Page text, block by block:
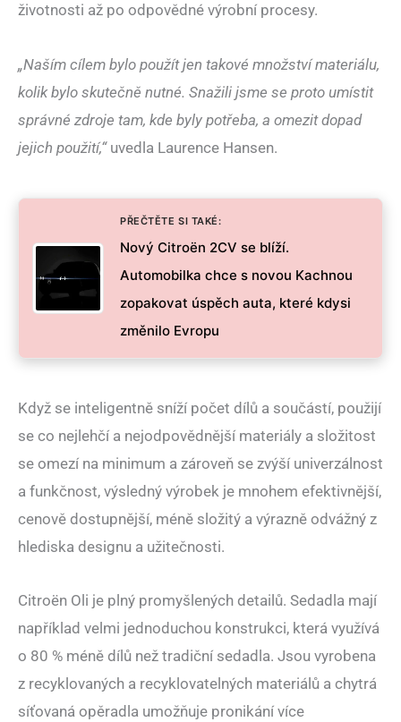
životnosti až po odpovědné výrobní procesy.
„Naším cílem bylo použít jen takové množství materiálu,
kolik bylo skutečně nutné. Snažili jsme se proto umístit
správné zdroje tam, kde byly potřeba, a omezit dopad
jejich použití,“uvedla Laurence Hansen.
PŘEČTĚTE SI TAKÉ:
Nový Citroën 2CV se blíží.
Automobilka chce s novou Kachnou
zopakovat úspěch auta, které kdysi
změnilo Evropu
Když se inteligentně sníží počet dílů a součástí, použijí
se co nejlehčí a nejodpovědnější materiály a složitost
se omezí na minimum a zároveň se zvýší univerzálnost
a funkčnost, výsledný výrobek je mnohem efektivnější,
cenově dostupnější, méně složitý a výrazně odvážný z
hlediska designu a užitečnosti.
Citroën Oli je plný promyšlených detailů. Sedadla mají
například velmi jednoduchou konstrukci, která využívá
o 80 % méně dílů než tradiční sedadla. Jsou vyrobena
z recyklovaných a recyklovatelných materiálů a chytrá
síťovaná opěradla umožňuje pronikání více